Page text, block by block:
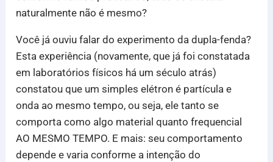
naturalmente não é mesmo?
Você já ouviu falar do experimento da dupla-fenda?
Esta experiência (novamente, que já foi constatada
em laboratórios físicos há um século atrás)
constatou que um simples elétron é partícula e
onda ao mesmo tempo, ou seja, ele tanto se
comporta como algo material quanto frequencial
AO MESMO TEMPO. E mais: seu comportamento
depende e varia conforme a intenção do